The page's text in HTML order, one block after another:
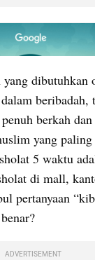
embed
dibutuhkan
beribadah,
berkah
yang
5 waktu
di mall,
pertanyaan
ADVERTISEMENT